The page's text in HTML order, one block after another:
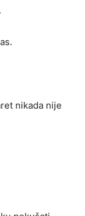
nikada nije